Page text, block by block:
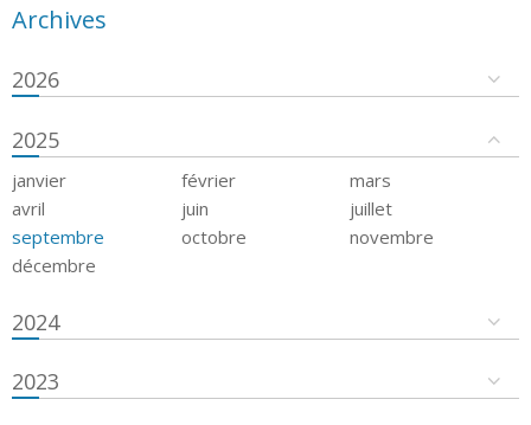
Archives
2026
2025
janvier février
mars
avril
juin
juillet
septembre
octobre
novembre
décembre
2024
2023